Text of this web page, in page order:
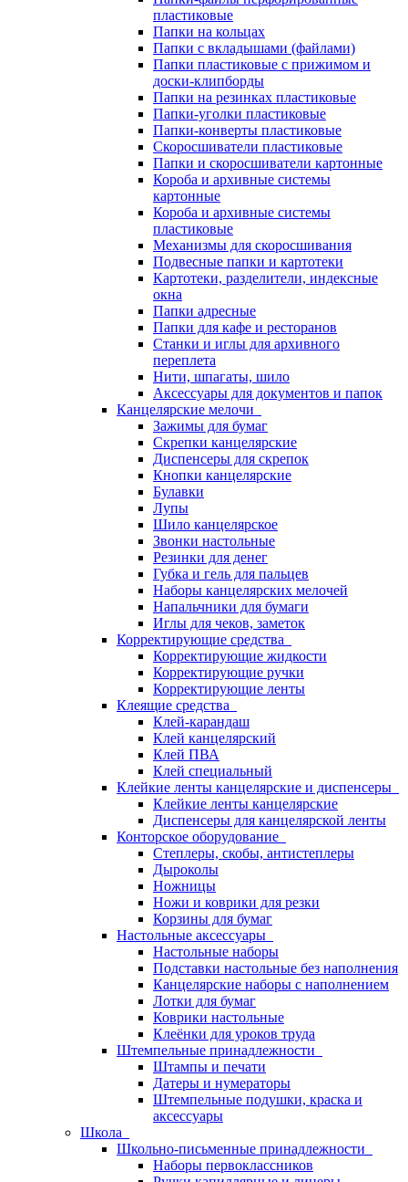
пластиковые
Папки на кольцах
Папки с вкладышами (файлами)
Папки пластиковые с прижимом и
доски-клипборды
Папки на резинках пластиковые
Папки-уголки пластиковые
Папки-конверты пластиковые
Скоросшиватели пластиковые
Папки и скоросшиватели картонные
Короба и архивные системы
картонные
Короба и архивные системы
пластиковые
Механизмы для скоросшивания
Подвесные папки и картотеки
Картотеки, разделители, индексные
окна
Папки адресные
Папки для кафе и ресторанов
Станки и иглы для архивного
переплета
Нити, шпагаты, шило
Аксессуары для документов и папок
Канцелярские мелочи
Зажимы для бумаг
Скрепки канцелярские
Диспенсеры для скрепок
Кнопки канцелярские
Булавки
Лупы
Шило канцелярское
Звонки настольные
Резинки для денег
Губка и гель для пальцев
Наборы канцелярских мелочей
Напальчники для бумаги
Иглы для чеков, заметок
Корректирующие средства
Корректирующие жидкости
Корректирующие ручки
Корректирующие ленты
Клеящие средства
Клей-карандаш
Клей канцелярский
Клей ПВА
Клей специальный
Клейкие ленты канцелярские и диспенсеры
Клейкие ленты канцелярские
Диспенсеры для канцелярской ленты
Конторское оборудование
Степлеры, скобы, антистеплеры
Дыроколы
Ножницы
Ножи и коврики для резки
Корзины для бумаг
Настольные аксессуары
Настольные наборы
Подставки настольные без наполнения
Канцелярские наборы с наполнением
Лотки для бумаг
Коврики настольные
Клеёнки для уроков труда
Штемпельные принадлежности
Штампы и печати
Датеры и нумераторы
Штемпельные подушки, краска и
аксессуары
Школа
Школьно-письменные принадлежности
Наборы первоклассников